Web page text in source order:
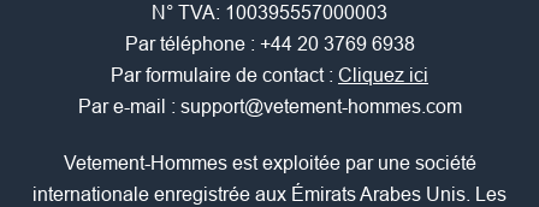
N° TVA: 100395557000003
Par téléphone : +44 20 3769 6938
Par formulaire de contact : Cliquez ici
Par e-mail : support@vetement-hommes.com
Vetement-Hommes est exploitée par une société
internationale enregistrée aux Émirats Arabes Unis. Les